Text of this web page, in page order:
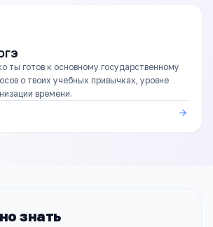
ты готов к основному государственному
о твоих учебных привычках, уровне
времени.
знать